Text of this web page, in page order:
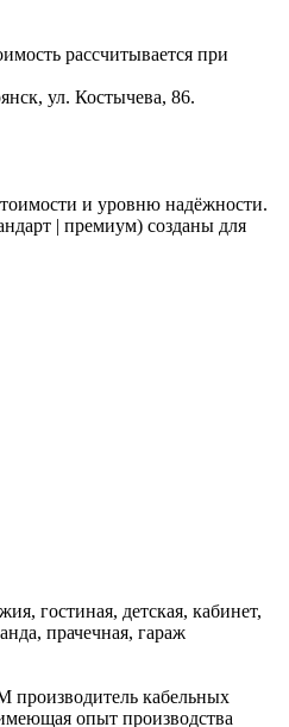
рассчитывается при
ул. Костычева, 86.
и уровню надёжности.
| премиум) созданы для
гостиная, детская, кабинет,
прачечная, гараж
производитель кабельных
опыт производства